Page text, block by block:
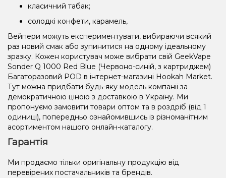
класичний табак;
солодкі конфети, карамель,
Вейпери можуть експериментувати, вибираючи всякий
раз новий смак або зупинитися на одному ідеальному
зразку. Кожен користувач може вибрати свій GeekVape
Sonder Q 1000 Red Blue (Червоно-синій, з картриджем)
Багаторазовий POD в інтернет-магазині Hookah Market.
Тут можна придбати будь-яку модель компанії за
демократичною ціною з доставкою в Україну. Ми
пропонуємо замовити товари оптом та в роздріб (від 1
одиниці), попередньо ознайомившись із різноманітним
асортиментом нашого онлайн-каталогу.
Гарантія
Ми продаємо тільки оригінальну продукцію від
перевірених постачальників та брендів.